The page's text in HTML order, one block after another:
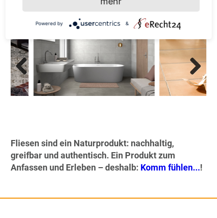
Previous Next
Fliesen sind ein Naturprodukt: nachhaltig,
greifbar und authentisch. Ein Produkt zum
Anfassen und Erleben – deshalb: Komm fühlen...!
Powered by &